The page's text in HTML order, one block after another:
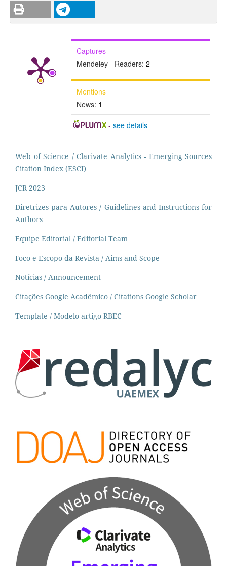
Captures
Mendeley - Readers: 2
Mentions
News: 1
- see details
Web of Science / Clarivate Analytics - Emerging Sources
Citation Index (ESCI)
JCR 2023
Diretrizes para Autores / Guidelines and Instructions for
Authors
Equipe Editorial / Editorial Team
Foco e Escopo da Revista / Aims and Scope
Notícias / Announcement
Citações Google Acadêmico / Citations Google Scholar
Template / Modelo artigo RBEC